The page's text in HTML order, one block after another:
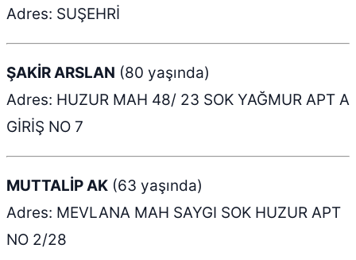
Adres: SUŞEHRİ
ŞAKİR ARSLAN (80 yaşında)
Adres: HUZUR MAH 48/ 23 SOK YAĞMUR APT A
GİRİŞ NO 7
MUTTALİP AK (63 yaşında)
Adres: MEVLANA MAH SAYGI SOK HUZUR APT
NO 2/28